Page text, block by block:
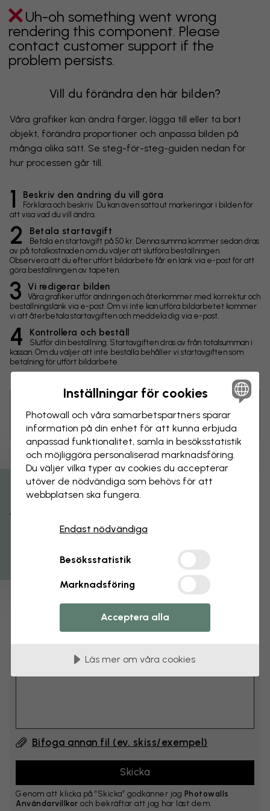
Uh-oh something went wrong
rendering this component. Please
contact customer support if the
problem persists.
Vill du förändra den här bilden?
Våra grafiker kan ändra färger, lägga till eller ta bort
objekt, förändra proportioner och anpassa bilden på
många olika sätt. Se steg-för-steg-guiden nedan för
hur processen går till.
1 Beskriv den ändring du vill göra
Förklara och beskriv. Du kan även sätta ut markeringar i bilden för
att visa vad du vill ändra.
2 Betala startavgift
Betala en startavgift på 50 kr. Denna summa kommer sedan dras
av på totalkostnaden om du väljer att slutföra beställningen.
Observera att du efter utfört bildarbete får en länk via e-post för att
göra beställningen av tapeten.
3 Vi redigerar bilden
Våra grafiker utför ändringen och återkommer med korrektur och
beställningslänk via e-post. Om vi inte kan utföra bildarbetet kommer
vi att återbetala startavgiften och meddela dig via e-post.
4 Kontrollera och beställ
Slutför din beställning. Startavgiften dras av från totalsumman i
kassan. Om du väljer att inte beställa behåller vi startavgiften som
betalning för utfört bildarbete.
Ändringar
Storlek
Lägg till kommentar
Kommentar #1
Bifoga annan fil (ev. skiss/exempel)
Genom att klicka på ”Skicka” godkänner jag Photowalls
Användarvillkor och bekräftar att jag har läst dem.
Tips! Du kan klicka på bilden för att göra en markering och
skriva en kommentar.
Få 15% rabatt
Inställningar för cookies
Photowall och våra samarbets­partners sparar
information på din enhet för att kunna erbjuda
anpassad funktionalitet, samla in besöks­statistik
och möjliggöra personaliserad marknads­föring.
Du väljer vilka typer av cookies du accepterar
utöver de nödvändiga som behövs för att
webbplatsen ska fungera.
Endast nödvändiga
Besöksstatistik
Marknadsföring
Acceptera alla
Läs mer om våra cookies